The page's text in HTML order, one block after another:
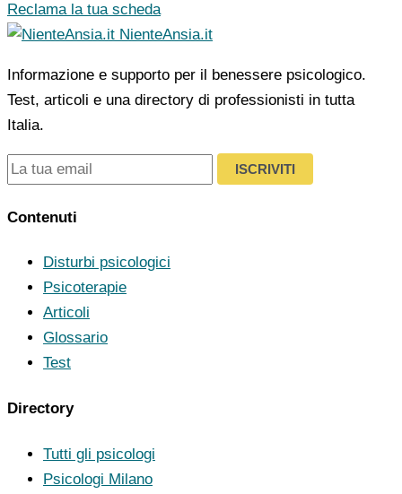
Reclama la tua scheda
NienteAnsia.it
Informazione e supporto per il benessere psicologico.
Test, articoli e una directory di professionisti in tutta
Italia.
ISCRIVITI
Contenuti
Disturbi psicologici
Psicoterapie
Articoli
Glossario
Test
Directory
Tutti gli psicologi
Psicologi Milano